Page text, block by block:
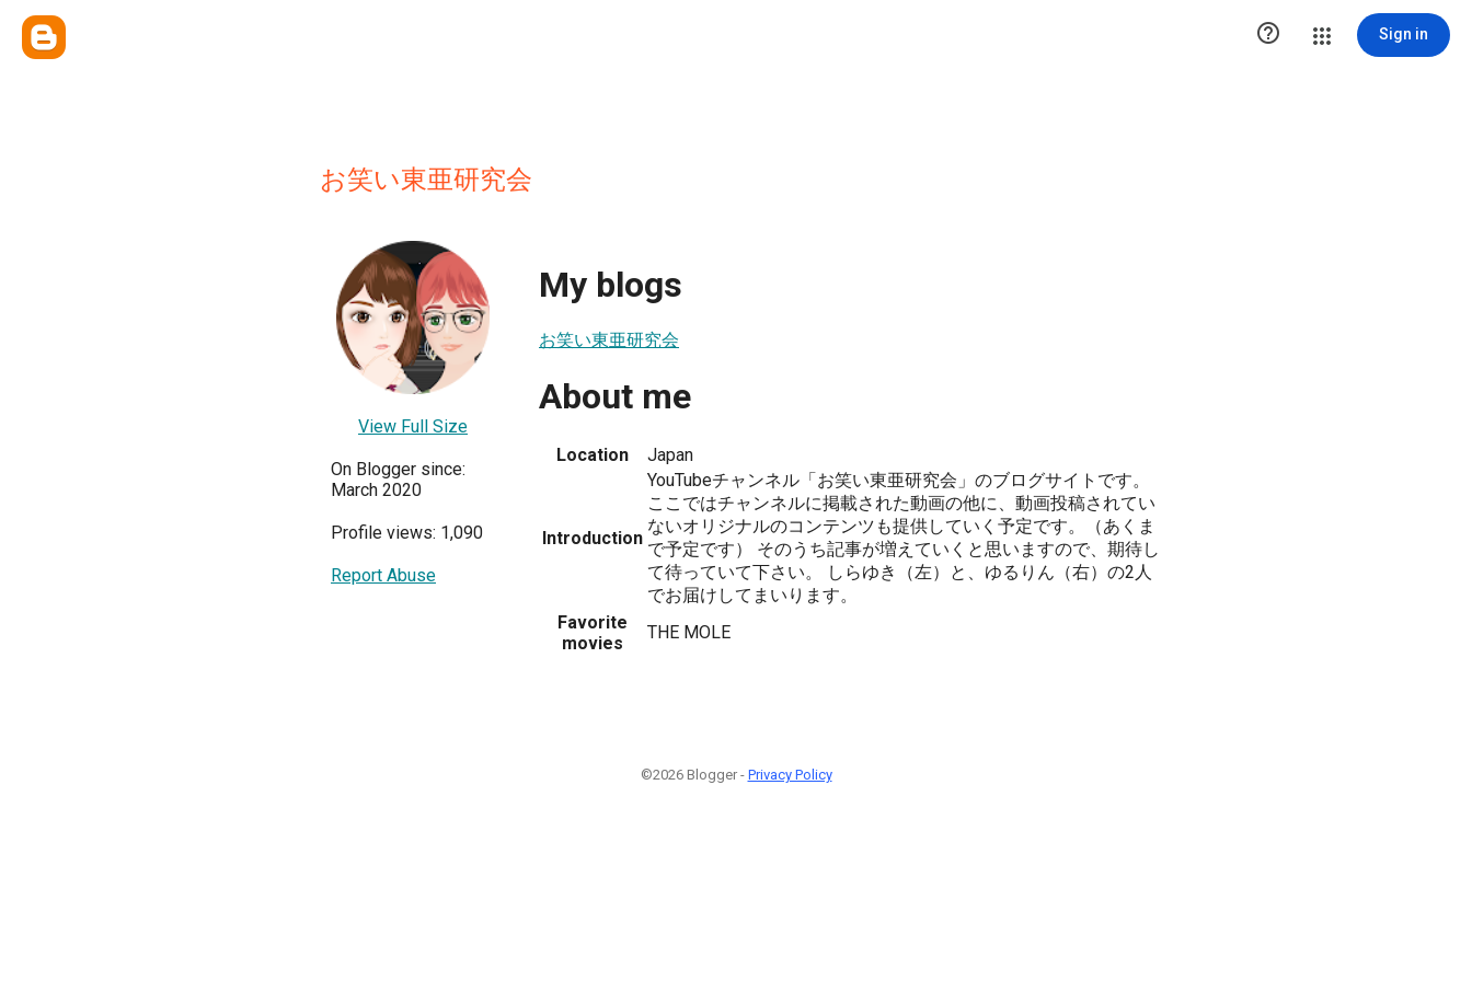
 Sign in
お笑い東亜研究会
View Full Size
On Blogger since:
March 2020
Profile views: 1,090
Report Abuse
My blogs
お笑い東亜研究会
About me
Location Japan
Introduction
YouTubeチャンネル「お笑い東亜研究会」のブログサイトです。
ここではチャンネルに掲載された動画の他に、動画投稿されてい
ないオリジナルのコンテンツも提供していく予定です。（あくま
で予定です） そのうち記事が増えていくと思いますので、期待し
て待っていて下さい。 しらゆき（左）と、ゆるりん（右）の2人
でお届けしてまいります。
Favorite
movies
THE MOLE
©2026 Blogger - Privacy Policy